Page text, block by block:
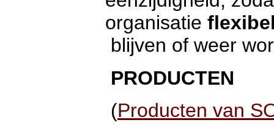
organisatie
blijven of weer
PRODUCTEN
(Producten van